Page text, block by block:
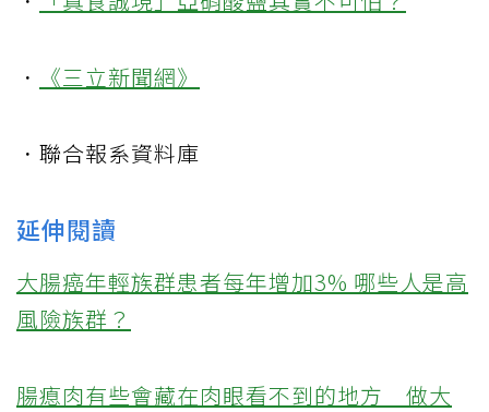
． 《三立新聞網》
．聯合報系資料庫
延伸閱讀
大腸癌年輕族群患者每年增加3% 哪些人是高
風險族群？
腸瘜肉有些會藏在肉眼看不到的地方 做大